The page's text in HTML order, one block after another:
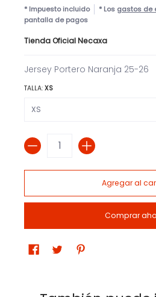
* Impuesto incluido * Los gastos de
pantalla de pagos
Tienda Oficial Necaxa
Jersey Portero Naranja 25-26
TALLA: XS
Cantidad
Agregar al
Comprar